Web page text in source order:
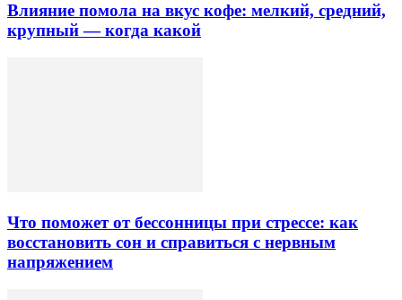
Влияние помола на вкус кофе: мелкий, средний,
крупный — когда какой
Что поможет от бессонницы при стрессе: как
восстановить сон и справиться с нервным
напряжением